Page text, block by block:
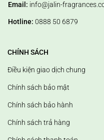
Email: info@jalin-
Hotline: 0888 50 6879
CHÍNH SÁCH
Điều kiện giao dịch chung
Chính sách bảo mật
Chính sách bảo hành
Chính sách trả hàng